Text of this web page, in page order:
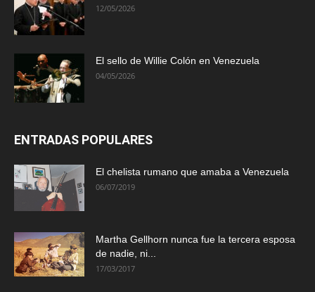
12/05/2026
El sello de Willie Colón en Venezuela
04/05/2026
ENTRADAS POPULARES
El chelista rumano que amaba a Venezuela
06/07/2019
Martha Gellhorn nunca fue la tercera esposa
de nadie, ni...
17/03/2017